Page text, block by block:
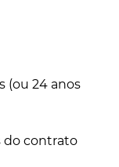
(ou 24 anos
do contrato